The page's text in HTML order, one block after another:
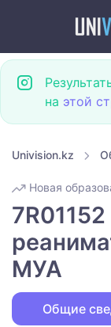
на этой
Univision.kz
Новая
МУА
Общие